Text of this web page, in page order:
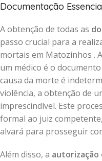
Documentação
A obtenção de todas as
passo crucial para a
mortais em Matozinhos . A
um médico é o
causa da morte é
violência, a obtenção de
imprescindível. Este
formal ao juiz
alvará para prosseguir
Além disso, a